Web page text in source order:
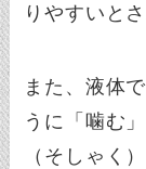
りやすいと
また、液体
うに「噛む
（そしゃく